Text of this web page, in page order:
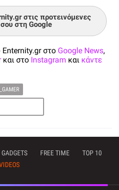
στις προτεινόμενες
στη Google
στο Google News,
και στο Instagram και κάντε
GADGETS FREE TIME
TOP 10